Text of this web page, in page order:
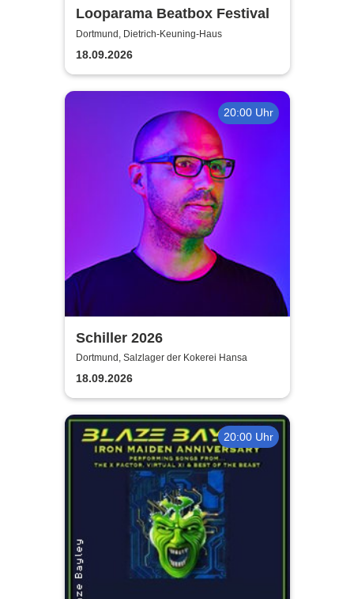
Looparama Beatbox Festival
Dortmund, Dietrich-Keuning-Haus
18.09.2026
20:00 Uhr
Schiller 2026
Dortmund, Salzlager der Kokerei Hansa
18.09.2026
20:00 Uhr